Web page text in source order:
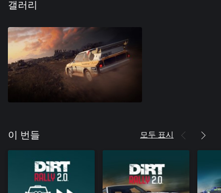
갤러리
이 번들 모두 표시